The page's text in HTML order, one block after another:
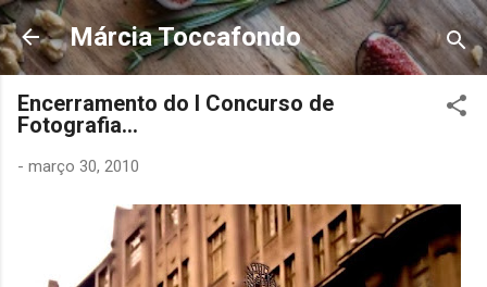
Pular para o conteúdo principal
Márcia Toccafondo
Encerramento do I Concurso de
Fotografia...
- março 30, 2010